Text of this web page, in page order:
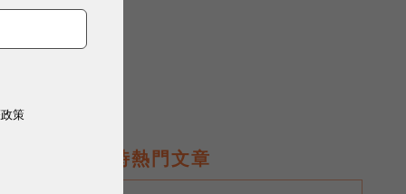
即時熱門文章
策